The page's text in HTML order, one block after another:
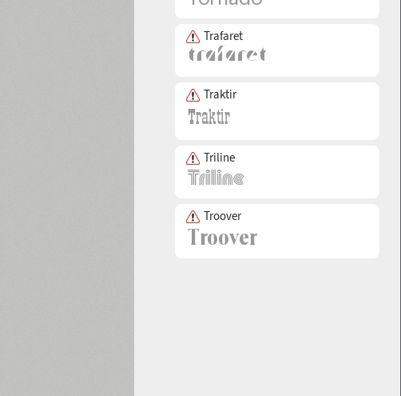
Trafaret
Traktir
Triline
Troover